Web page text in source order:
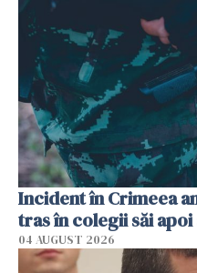
Incident în Crimeea
tras în colegii săi
04 AUGUST 2026